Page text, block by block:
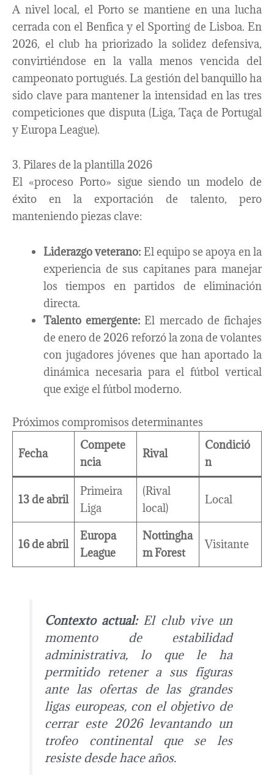
A nivel local, el Porto se mantiene en una lucha
cerrada con el Benfica y el Sporting de Lisboa. En
2026, el club ha priorizado la solidez defensiva,
convirtiéndose en la valla menos vencida del
campeonato portugués. La gestión del banquillo ha
sido clave para mantener la intensidad en las tres
competiciones que disputa (Liga, Taça de Portugal
y Europa League).
3. Pilares de la plantilla 2026
El «proceso Porto» sigue siendo un modelo de
éxito en la exportación de talento, pero
manteniendo piezas clave:
Liderazgo veterano: El equipo se apoya en la
experiencia de sus capitanes para manejar
los tiempos en partidos de eliminación
directa.
Talento emergente: El mercado de fichajes
de enero de 2026 reforzó la zona de volantes
con jugadores jóvenes que han aportado la
dinámica necesaria para el fútbol vertical
que exige el fútbol moderno.
Próximos compromisos determinantes
Fecha
Compete
ncia
Rival
Condició
n
13 de abril
Primeira
Liga
(Rival
local)
Local
16 de abril
Europa
League
Nottingha
m Forest
Visitante
Contexto actual:El club vive un
momento de estabilidad
administrativa, lo que le ha
permitido retener a sus figuras
ante las ofertas de las grandes
ligas europeas, con el objetivo de
cerrar este 2026 levantando un
trofeo continental que se les
resiste desde hace años.